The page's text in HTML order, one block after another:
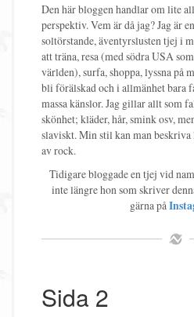
Den här bloggen handlar om lite
perspektiv. Vem är då jag? Jag är
soltörstande, äventyrslusten tjej i
att träna, resa (med södra USA
världen), surfa, shoppa, lyssna på
bli förälskad och i allmänhet bara
massa känslor. Jag gillar allt som
skönhet; kläder, hår, smink osv,
slaviskt. Min stil kan man beskriva
av rock.
Tidigare bloggade en tjej vid
inte längre hon som skriver
gärna på
Sida 2